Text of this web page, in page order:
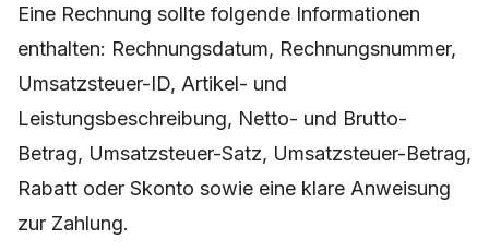
Eine Rechnung sollte folgende Informationen
enthalten: Rechnungsdatum, Rechnungsnummer,
Umsatzsteuer-ID, Artikel- und
Leistungsbeschreibung, Netto- und Brutto-
Betrag, Umsatzsteuer-Satz, Umsatzsteuer-Betrag,
Rabatt oder Skonto sowie eine klare Anweisung
zur Zahlung.